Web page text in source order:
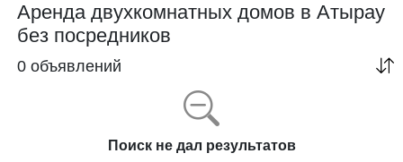
Аренда двухкомнатных домов в Атырау
без посредников
0 объявлений
Поиск не дал результатов